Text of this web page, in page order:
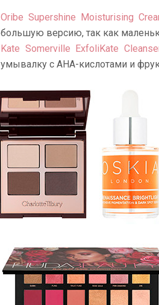
Oribe Supershine Moisturising
большую версию, так как
Kate Somerville ExfoliKate
умывалку с AHA-кислотами и